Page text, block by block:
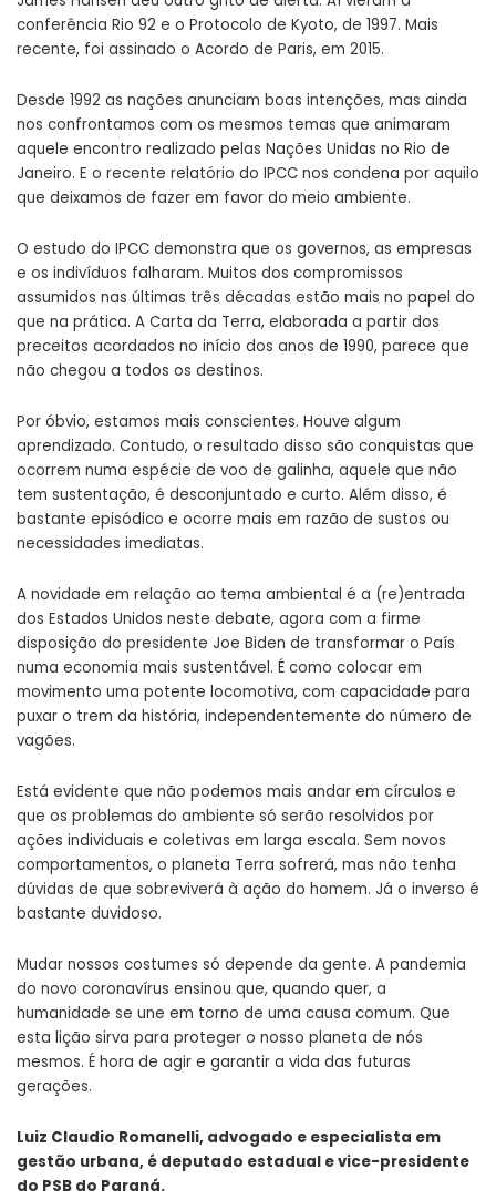
conferência Rio 92 e o Protocolo de Kyoto, de 1997. Mais
recente, foi assinado o Acordo de Paris, em 2015.
Desde 1992 as nações anunciam boas intenções, mas ainda
nos confrontamos com os mesmos temas que animaram
aquele encontro realizado pelas Nações Unidas no Rio de
Janeiro. E o recente relatório do IPCC nos condena por aquilo
que deixamos de fazer em favor do meio ambiente.
O estudo do IPCC demonstra que os governos, as empresas
e os indivíduos falharam. Muitos dos compromissos
assumidos nas últimas três décadas estão mais no papel do
que na prática. A Carta da Terra, elaborada a partir dos
preceitos acordados no início dos anos de 1990, parece que
não chegou a todos os destinos.
Por óbvio, estamos mais conscientes. Houve algum
aprendizado. Contudo, o resultado disso são conquistas que
ocorrem numa espécie de voo de galinha, aquele que não
tem sustentação, é desconjuntado e curto. Além disso, é
bastante episódico e ocorre mais em razão de sustos ou
necessidades imediatas.
A novidade em relação ao tema ambiental é a (re)entrada
dos Estados Unidos neste debate, agora com a firme
disposição do presidente Joe Biden de transformar o País
numa economia mais sustentável. É como colocar em
movimento uma potente locomotiva, com capacidade para
puxar o trem da história, independentemente do número de
vagões.
Está evidente que não podemos mais andar em círculos e
que os problemas do ambiente só serão resolvidos por
ações individuais e coletivas em larga escala. Sem novos
comportamentos, o planeta Terra sofrerá, mas não tenha
dúvidas de que sobreviverá à ação do homem. Já o inverso é
bastante duvidoso.
Mudar nossos costumes só depende da gente. A pandemia
do novo coronavírus ensinou que, quando quer, a
humanidade se une em torno de uma causa comum. Que
esta lição sirva para proteger o nosso planeta de nós
mesmos. É hora de agir e garantir a vida das futuras
gerações.
Luiz Claudio Romanelli, advogado e especialista em
gestão urbana, é deputado estadual e vice-presidente
do PSB do Paraná.